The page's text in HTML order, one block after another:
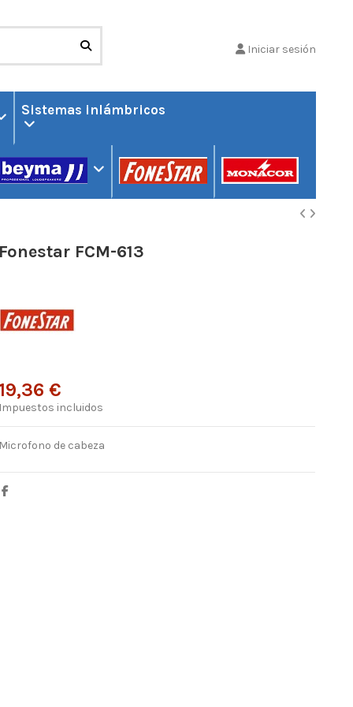
Iniciar sesión
Sistemas inlámbricos
Fonestar FCM-613
19,36 €
Impuestos incluidos
Microfono de cabeza